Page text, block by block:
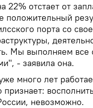
22% отстает от
положительный
порта со
Мы выполняем все
- заявила она.
много лет
признает:
невозможно.